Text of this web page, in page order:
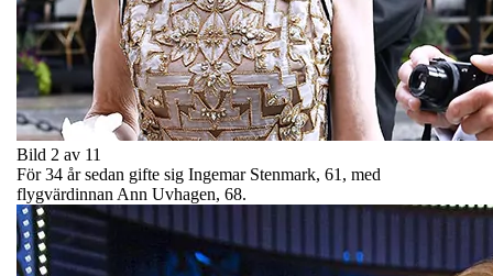
Bild 2 av 11
För 34 år sedan gifte sig Ingemar Stenmark, 61, med
flygvärdinnan Ann Uvhagen, 68.